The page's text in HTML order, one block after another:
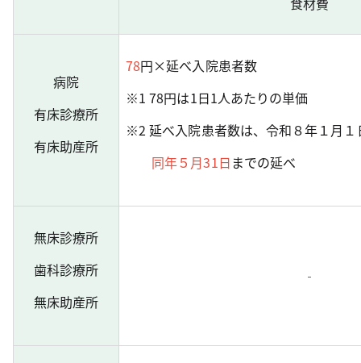
病院
有床診療所
有床助産所
78円×延べ入院患者数
※1 78円は1日1人あたりの単価
※2 延べ入院患者数は、令和８年１月１
同年５月31日 までの延べ
無床診療所
歯科診療所
無床助産所
‐